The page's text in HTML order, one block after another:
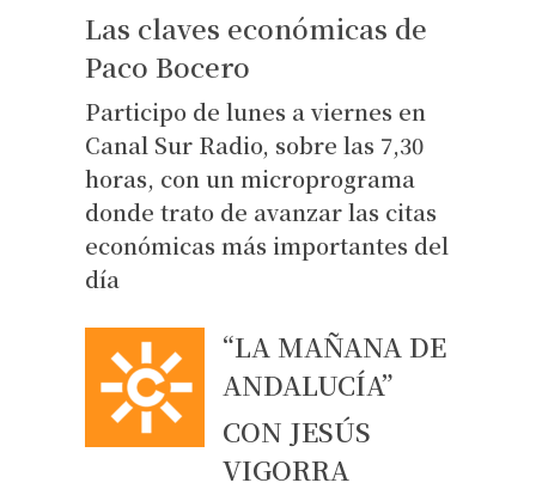
Las claves económicas de
Paco Bocero
Participo de lunes a viernes en
Canal Sur Radio, sobre las 7,30
horas, con un microprograma
donde trato de avanzar las citas
económicas más importantes del
día
“LA MAÑANA DE
ANDALUCÍA”
CON JESÚS
VIGORRA